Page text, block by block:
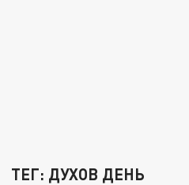
ТЕГ: ДУХОВ ДЕНЬ